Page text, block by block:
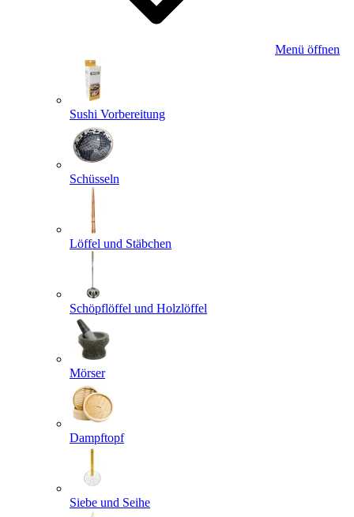
Menü öffnen
Sushi Vorbereitung
Schüsseln
Löffel und Stäbchen
Schöpflöffel und Holzlöffel
Mörser
Dampftopf
Siebe und Seihe